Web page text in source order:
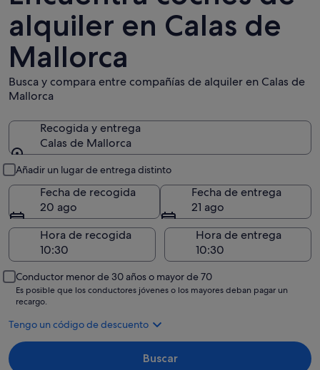
alquiler en Calas de
Mallorca
Busca y compara entre compañías de alquiler en Calas de
Mallorca
Recogida y entrega
Calas de Mallorca
Añadir un lugar de entrega distinto
Fecha de recogida
20 ago
Fecha de entrega
21 ago
Hora de recogida
Hora de entrega
Conductor menor de 30 años o mayor de 70
Es posible que los conductores jóvenes o los mayores deban pagar un
recargo.
Tengo un código de descuento
Buscar